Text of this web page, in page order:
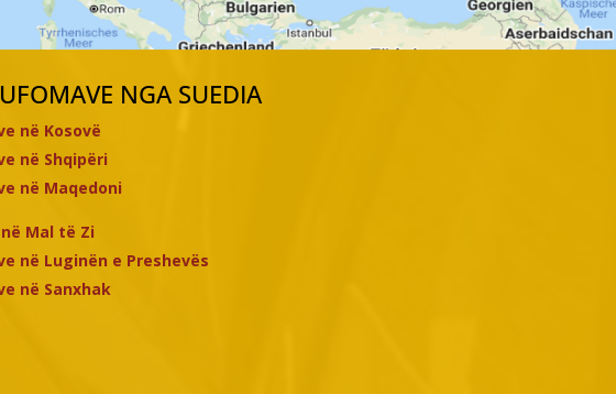
NGA SUEDIA
në Kosovë
në Shqipëri
në Maqedoni
Mal të Zi
në Luginën e Preshevës
në Sanxhak